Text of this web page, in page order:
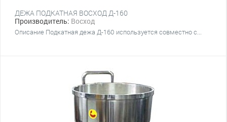
ДЕЖА ПОДКАТНАЯ ВОСХОД Д-160
Производитель: Восход
Описание Подкатная дежа Д-160 используется совместно с...